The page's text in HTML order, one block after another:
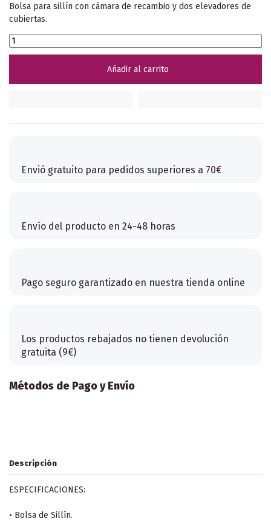
Bolsa para sillín con cámara de recambio y dos elevadores de
cubiertas.
Añadir al carrito
Envió gratuito para pedidos superiores a 70€
Envío del producto en 24-48 horas
Pago seguro garantizado en nuestra tienda online
Los productos rebajados no tienen devolución
gratuita (9€)
Métodos de Pago y Envío
Descripción
ESPECIFICACIONES:
• Bolsa de Sillín.